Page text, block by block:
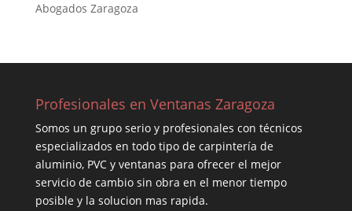
Abogados Zaragoza
Profesionales en Ventanas Zaragoza
Somos un grupo serio y profesionales con técnicos
especializados en todo tipo de carpintería de
aluminio, PVC y ventanas para ofrecer el mejor
servicio de cambio sin obra en el menor tiempo
posible y la solucion mas rapida.